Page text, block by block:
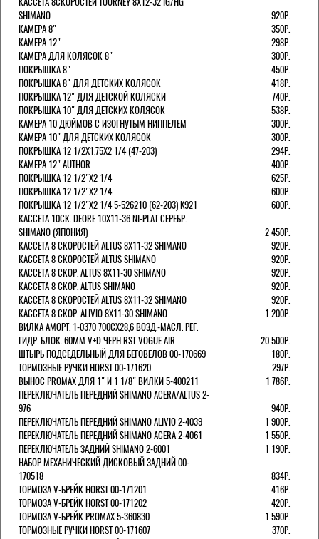
SHIMANO
920Р.
КАМЕРА 8"
350Р.
КАМЕРА 12"
298Р.
КАМЕРА ДЛЯ КОЛЯСОК 8"
300Р.
ПОКРЫШКА 8"
450Р.
ПОКРЫШКА 8" ДЛЯ ДЕТСКИХ КОЛЯСОК
418Р.
ПОКРЫШКА 12" ДЛЯ ДЕТСКОЙ КОЛЯСКИ
740Р.
ПОКРЫШКА 10" ДЛЯ ДЕТСКИХ КОЛЯСОК
538Р.
КАМЕРА 10 ДЮЙМОВ С ИЗОГНУТЫМ НИППЕЛЕМ
300Р.
КАМЕРА 10" ДЛЯ ДЕТСКИХ КОЛЯСОК
300Р.
ПОКРЫШКА 12 1/2X1.75X2 1/4 (47-203)
294Р.
КАМЕРА 12" AUTHOR
400Р.
ПОКРЫШКА 12 1/2"Х2 1/4
625Р.
ПОКРЫШКА 12 1/2"Х2 1/4
600Р.
ПОКРЫШКА 12 1/2"Х2 1/4 5-526210 (62-203) K921
600Р.
КАССЕТА 10СК. DEORE 10Х11-36 NI-PLAT СЕРЕБР.
SHIMANO (ЯПОНИЯ)
2 450Р.
КАССЕТА 8 СКОРОСТЕЙ ALTUS 8Х11-32 SHIMANO
920Р.
КАССЕТА 8 СКОРОСТЕЙ ALTUS SHIMANO
920Р.
КАССЕТА 8 СКОР. ALTUS 8Х11-30 SHIMANO
920Р.
КАССЕТА 8 СКОР. ALTUS SHIMANO
920Р.
КАССЕТА 8 СКОРОСТЕЙ ALTUS 8Х11-32 SHIMANO
920Р.
КАССЕТА 8 СКОР. ALIVIO 8Х11-30 SHIMANO
1 200Р.
ВИЛКА АМОРТ. 1-0370 700СХ28,6 ВОЗД.-МАСЛ. РЕГ.
ГИДР. БЛОК. 60ММ V+D ЧЕРН RST VOGUE AIR
20 500Р.
ШТЫРЬ ПОДСЕДЕЛЬНЫЙ ДЛЯ БЕГОВЕЛОВ 00-170669
180Р.
ТОРМОЗНЫЕ РУЧКИ HORST 00-171620
297Р.
ВЫНОС PROMAX ДЛЯ 1" И 1 1/8" ВИЛКИ 5-400211
1 786Р.
ПЕРЕКЛЮЧАТЕЛЬ ПЕРЕДНИЙ SHIMANO ACERA/ALTUS 2-
976
940Р.
ПЕРЕКЛЮЧАТЕЛЬ ПЕРЕДНИЙ SHIMANO ALIVIO 2-4039
1 900Р.
ПЕРЕКЛЮЧАТЕЛЬ ПЕРЕДНИЙ SHIMANO ACERA 2-4061
1 550Р.
ПЕРЕКЛЮЧАТЕЛЬ ЗАДНИЙ SHIMANO 2-6001
1 190Р.
НАБОР МЕХАНИЧЕСКИЙ ДИСКОВЫЙ ЗАДНИЙ 00-
170518
834Р.
ТОРМОЗА V-БРЕЙК HORST 00-171201
416Р.
ТОРМОЗА V-БРЕЙК HORST 00-171202
420Р.
ТОРМОЗА V-БРЕЙК PROMAX 5-360830
1 590Р.
ТОРМОЗНЫЕ РУЧКИ HORST 00-171607
370Р.